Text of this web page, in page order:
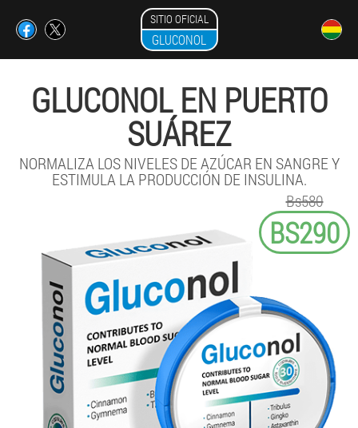
SITIO OFICIAL
GLUCONOL
GLUCONOL EN PUERTO
SUÁREZ
NORMALIZA LOS NIVELES DE AZÚCAR EN SANGRE Y
ESTIMULA LA PRODUCCIÓN DE INSULINA.
Bs580
BS290